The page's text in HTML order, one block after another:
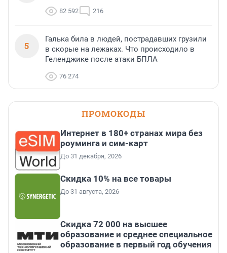
82 592 216
5
Галька била в людей, пострадавших грузили
в скорые на лежаках. Что происходило в
Геленджике после атаки БПЛА
76 274
ПРОМОКОДЫ
Интернет в 180+ странах мира без
роуминга и сим-карт
До 31 декабря, 2026
Скидка 10% на все товары
До 31 августа, 2026
Скидка 72 000 на высшее
образование и среднее специальное
образование в первый год обучения